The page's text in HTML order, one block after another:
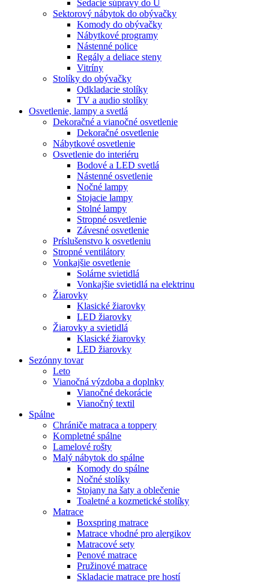
Sedacie súpravy do U
Sektorový nábytok do obývačky
Komody do obývačky
Nábytkové programy
Nástenné police
Regály a deliace steny
Vitríny
Stolíky do obývačky
Odkladacie stolíky
TV a audio stolíky
Osvetlenie, lampy a svetlá
Dekoračné a vianočné osvetlenie
Dekoračné osvetlenie
Nábytkové osvetlenie
Osvetlenie do interiéru
Bodové a LED svetlá
Nástenné osvetlenie
Nočné lampy
Stojacie lampy
Stolné lampy
Stropné osvetlenie
Závesné osvetlenie
Príslušenstvo k osvetleniu
Stropné ventilátory
Vonkajšie osvetlenie
Solárne svietidlá
Vonkajšie svietidlá na elektrinu
Žiarovky
Klasické žiarovky
LED žiarovky
Žiarovky a svietidlá
Klasické žiarovky
LED žiarovky
Sezónny tovar
Leto
Vianočná výzdoba a doplnky
Vianočné dekorácie
Vianočný textil
Spálne
Chrániče matraca a toppery
Kompletné spálne
Lamelové rošty
Malý nábytok do spálne
Komody do spálne
Nočné stolíky
Stojany na šaty a oblečenie
Toaletné a kozmetické stolíky
Matrace
Boxspring matrace
Matrace vhodné pro alergikov
Matracové sety
Penové matrace
Pružinové matrace
Skladacie matrace pre hostí